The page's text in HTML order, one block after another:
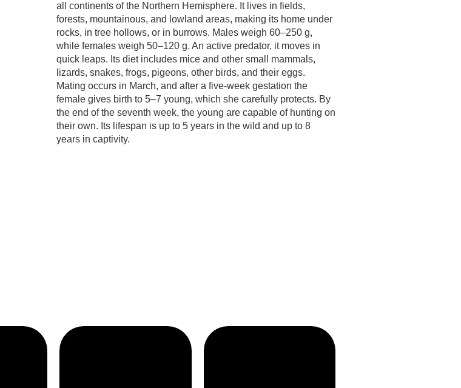
all continents of the Northern Hemisphere. It lives in fields,
forests, mountainous, and lowland areas, making its home under
rocks, in tree hollows, or in burrows. Males weigh 60–250 g,
while females weigh 50–120 g. An active predator, it moves in
quick leaps. Its diet includes mice and other small mammals,
lizards, snakes, frogs, pigeons, other birds, and their eggs.
Mating occurs in March, and after a five-week gestation the
female gives birth to 5–7 young, which she carefully protects. By
the end of the seventh week, the young are capable of hunting on
their own. Its lifespan is up to 5 years in the wild and up to 8
years in captivity.